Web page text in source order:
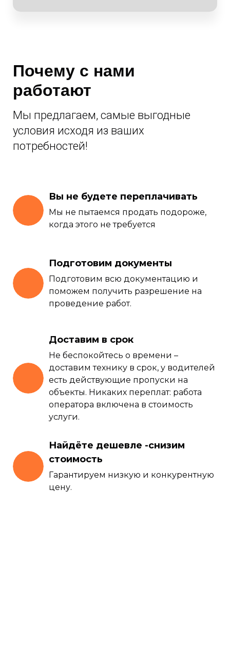
Почему с нами
работают
Мы предлагаем, самые выгодные
условия исходя из ваших
потребностей!
Вы не будете переплачивать
Мы не пытаемся продать подороже,
когда этого не требуется
Подготовим документы
Подготовим всю документацию и
поможем получить разрешение на
проведение работ.
Доставим в срок
Не беспокойтесь о времени –
доставим технику в срок, у водителей
есть действующие пропуски на
объекты. Никаких переплат: работа
оператора включена в стоимость
услуги.
Найдёте дешевле -снизим
стоимость
Гарантируем низкую и конкурентную
цену.